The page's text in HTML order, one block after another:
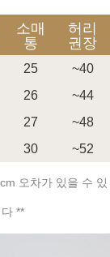
소매
통
허리
권장
25
~40
26
~44
27
~48
30 ~52
오차가 있을 수 있
**